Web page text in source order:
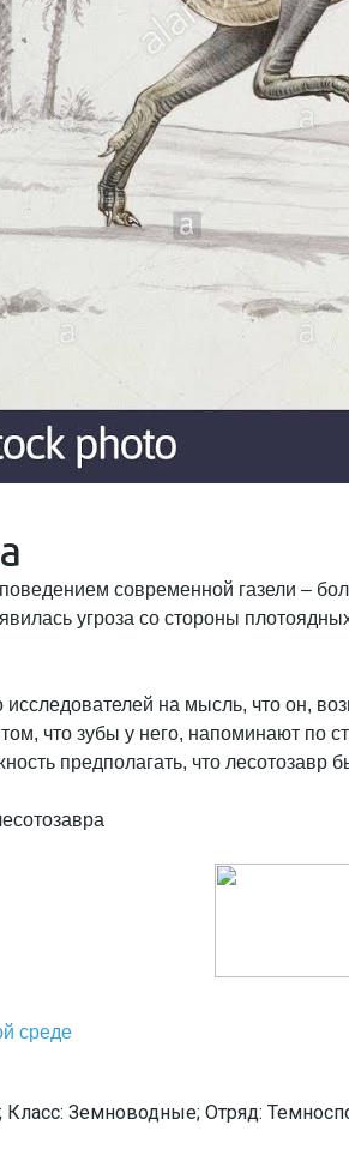
современной газели –
угроза со стороны
исследователей на мысль, что он,
что зубы у него, напоминают по
предполагать, что лесотозавр
среде
Земноводные; Отряд: